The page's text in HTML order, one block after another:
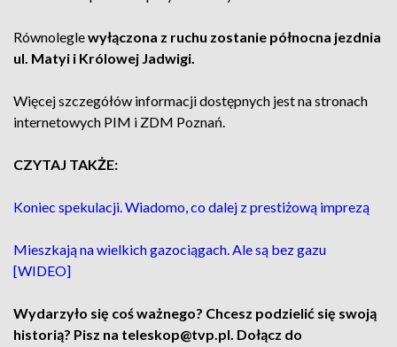
Równoleglewyłączona z ruchu zostanie północna jezdnia
ul. Matyi i Królowej Jadwigi.
Więcej szczegółów informacji dostępnych jest na stronach
internetowych PIM i ZDM Poznań.
CZYTAJ TAKŻE:
Koniec spekulacji. Wiadomo, co dalej z prestiżową imprezą
Mieszkają na wielkich gazociągach. Ale są bez gazu
[WIDEO]
Wydarzyło się coś ważnego? Chcesz podzielić się swoją
historią? Pisz na teleskop@tvp.pl. Dołącz do